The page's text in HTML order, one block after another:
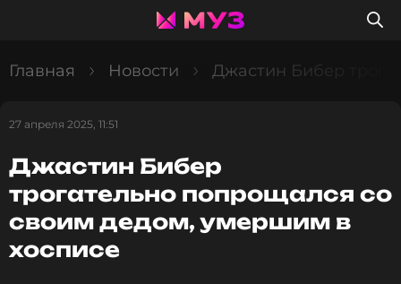
Главная Новости Джастин Бибер
27 апреля 2025, 11:51
Джастин Бибер
трогательно попрощался со
своим дедом, умершим в
хосписе